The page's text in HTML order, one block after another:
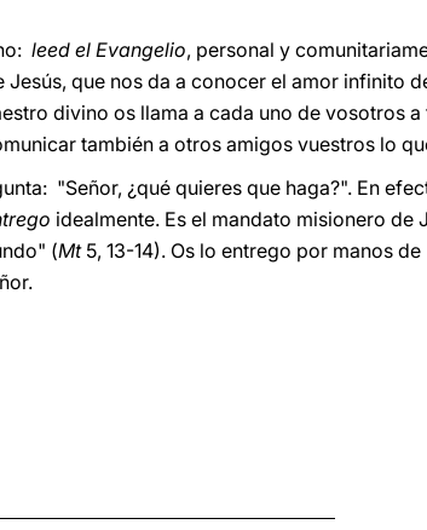
leed el Evangelio, personal y
que nos da a conocer el amor infinito
divino os llama a cada uno de vosotros
también a otros amigos vuestros lo
"Señor, ¿qué quieres que haga?". En
idealmente. Es el mandato misionero de
(Mt5, 13-14). Os lo entrego por manos